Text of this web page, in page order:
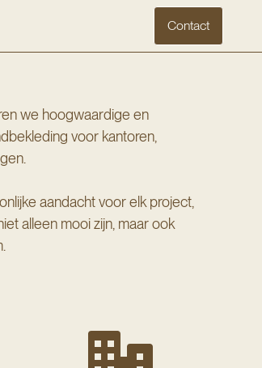
Contact
we hoogwaardige en
voor kantoren,
aandacht voor elk project,
alleen mooi zijn, maar ook